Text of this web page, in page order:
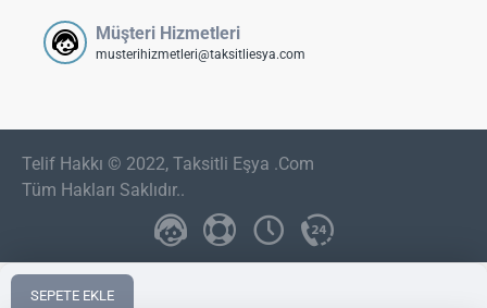
SEPETE EKLE
Müşteri Hizmetleri
musterihizmetleri@taksitliesya.com
Telif Hakkı © 2022, Taksitli Eşya .Com
Tüm Hakları Saklıdır..